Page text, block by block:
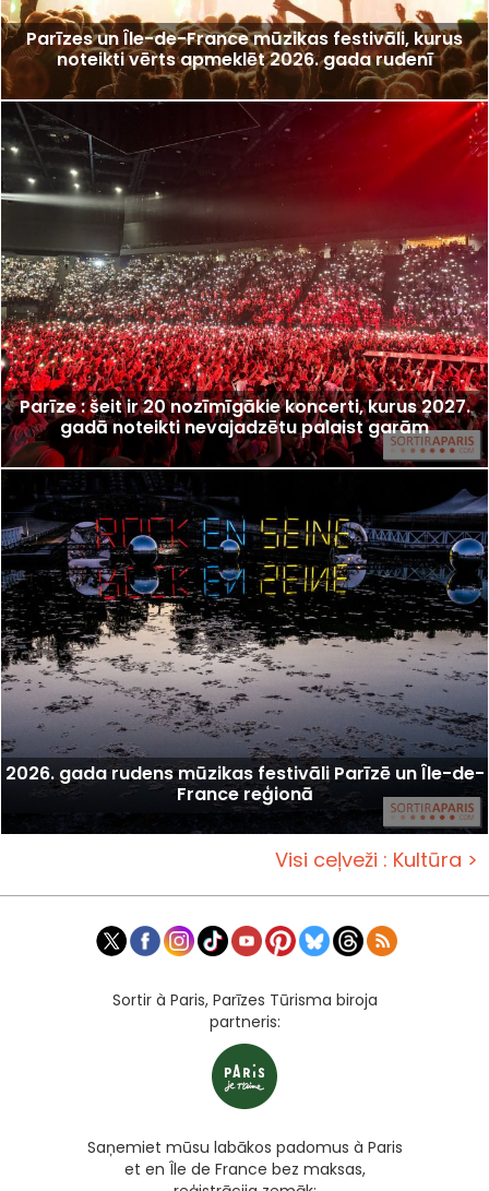
Parīzes un Île-de-France mūzikas festivāli, kurus
noteikti vērts apmeklēt 2026. gada rudenī
Parīze : šeit ir 20 nozīmīgākie koncerti, kurus 2027.
gadā noteikti nevajadzētu palaist garām
2026. gada rudens mūzikas festivāli Parīzē un Île-de-
France reģionā
Visi ceļveži : Kultūra >
Sortir à Paris, Parīzes Tūrisma biroja
partneris:
Saņemiet mūsu labākos padomus à Paris
et en Île de France bez maksas,